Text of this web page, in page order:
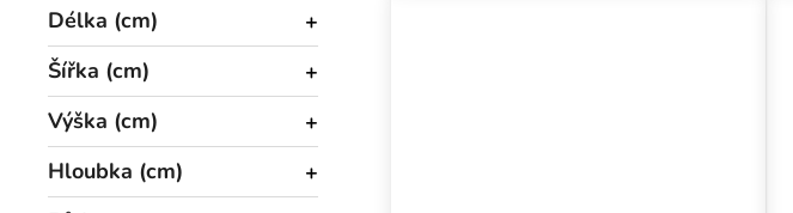
Délka (cm)
Šířka (cm)
Výška (cm)
Hloubka (cm)